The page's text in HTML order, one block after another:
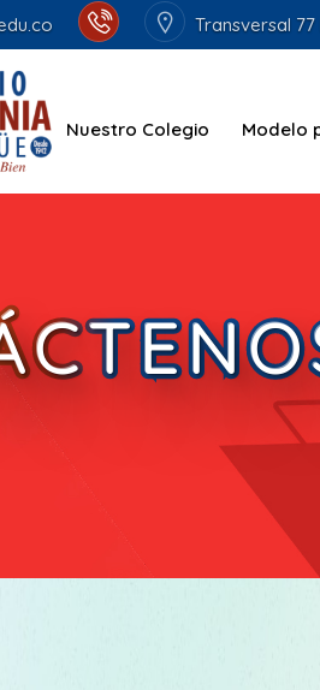
Transversal 77
Nuestro Colegio Modelo